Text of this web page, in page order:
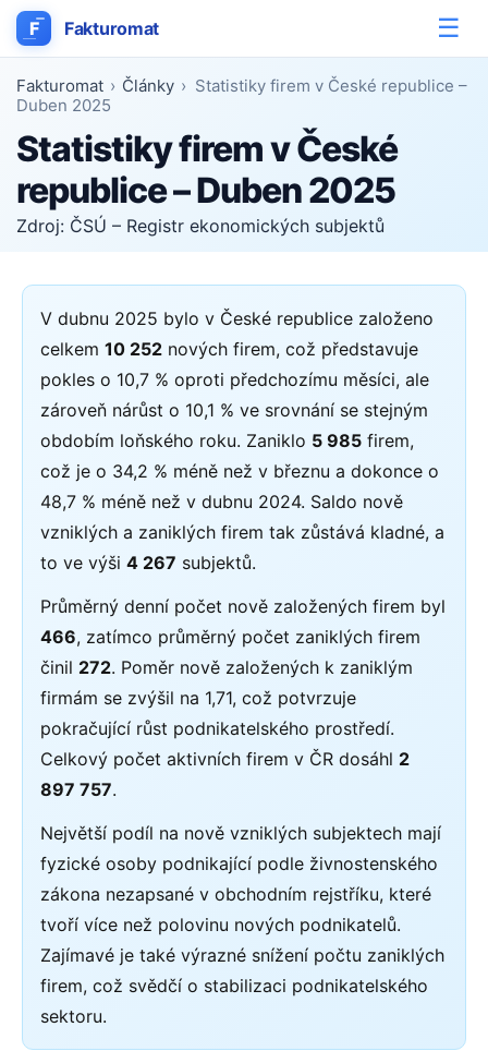
F Fakturomat ☰
Fakturomat › Články › Statistiky firem v České republice –
Duben 2025
Statistiky firem v České
republice – Duben 2025
Zdroj: ČSÚ – Registr ekonomických subjektů
V dubnu 2025 bylo v České republice založeno
celkem 10 252 nových firem, což představuje
pokles o 10,7 % oproti předchozímu měsíci, ale
zároveň nárůst o 10,1 % ve srovnání se stejným
obdobím loňského roku. Zaniklo 5 985 firem,
což je o 34,2 % méně než v březnu a dokonce o
48,7 % méně než v dubnu 2024. Saldo nově
vzniklých a zaniklých firem tak zůstává kladné, a
to ve výši 4 267 subjektů.
Průměrný denní počet nově založených firem byl
466, zatímco průměrný počet zaniklých firem
činil 272. Poměr nově založených k zaniklým
firmám se zvýšil na 1,71, což potvrzuje
pokračující růst podnikatelského prostředí.
Celkový počet aktivních firem v ČR dosáhl 2
897 757.
Největší podíl na nově vzniklých subjektech mají
fyzické osoby podnikající podle živnostenského
zákona nezapsané v obchodním rejstříku, které
tvoří více než polovinu nových podnikatelů.
Zajímavé je také výrazné snížení počtu zaniklých
firem, což svědčí o stabilizaci podnikatelského
sektoru.